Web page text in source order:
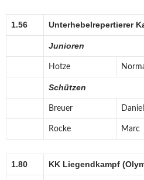
1.56 Unterhebelrepertierer
Junioren
Hotze
Schützen
Breuer
Rocke Marc
1.80 KK Liegendkampf